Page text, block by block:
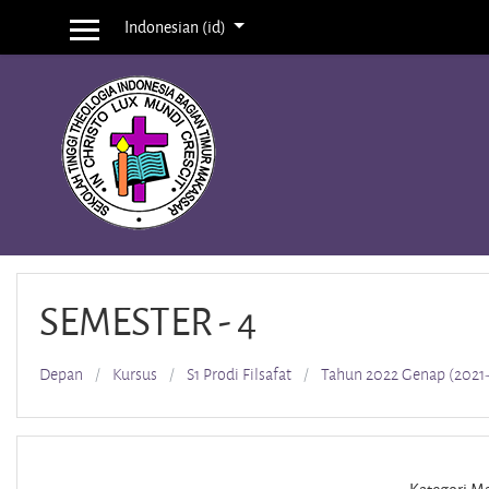
Panel sampingIndonesian ‎(id)‎
SEMESTER - 4
Depan Kursus S1 Prodi Filsafat Tahun 2022 Genap